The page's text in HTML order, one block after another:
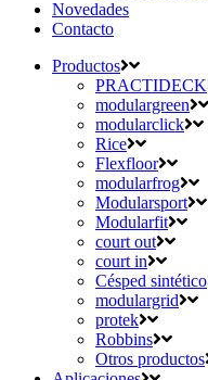
Novedades
Contacto
Productos
PRACTIDECK
modulargreen
modularclick
Rice
Flexfloor
modularfrog
Modularsport
Modularfit
court out
court in
Césped sintético
modulargrid
protek
Robbins
Otros productos